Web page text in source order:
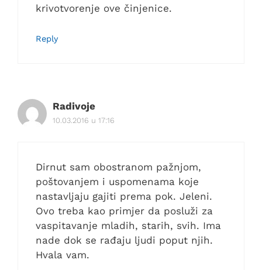
krivotvorenje ove činjenice.
Reply
Radivoje
10.03.2016 u 17:16
Dirnut sam obostranom pažnjom,
poštovanjem i uspomenama koje
nastavljaju gajiti prema pok. Jeleni.
Ovo treba kao primjer da posluži za
vaspitavanje mladih, starih, svih. Ima
nade dok se rađaju ljudi poput njih.
Hvala vam.